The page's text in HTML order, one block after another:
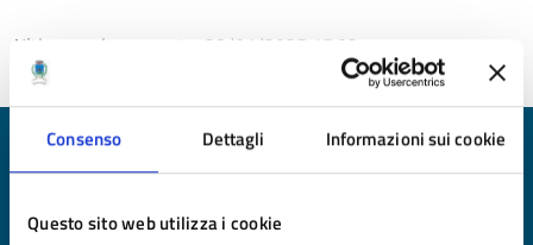
Consenso Dettagli Informazioni sui cookie
Questo sito web utilizza i cookie
Ultimo aggiornamento: 28/01/2025 17:02
Quanto sono chiare le informazioni su questa